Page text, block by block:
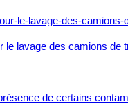
le lavage des camions
de certains